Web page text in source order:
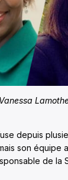
depuis
mais son équipe
de la